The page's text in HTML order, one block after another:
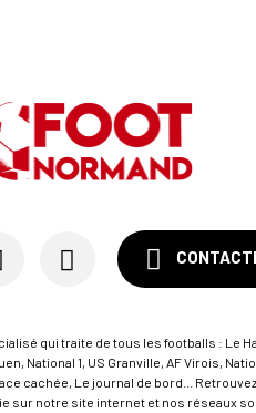
qui traite de tous les footballs : Le
National 1, US Granville, AF Virois,
cachée, Le journal de bord...
sur notre site internet et nos réseaux